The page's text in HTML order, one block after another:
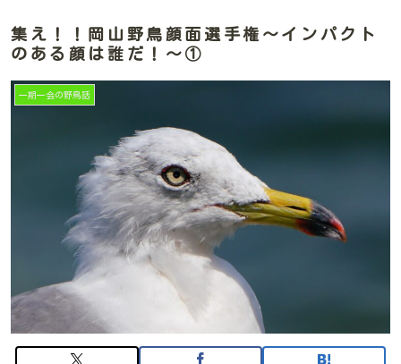
集え！！岡山野鳥顔面選手権～インパクト
のある顔は誰だ！～①
一期一会の野鳥話